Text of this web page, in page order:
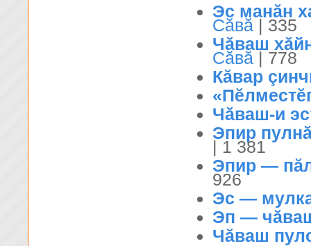
Эс манăн
Сăвă | 335
Чăваш
Сăвă | 778
Кăвар
Чăваш-и
Эпир
| 1 381
Эпир —
926
Эс —
Эп —
Чăваш